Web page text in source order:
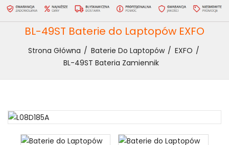
BL-49ST Baterie do Laptopów EXFO
Strona Główna Baterie Do Laptopów
EXFO
BL-49ST Bateria Zamiennik